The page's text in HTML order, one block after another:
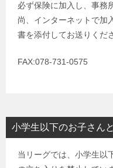
必ず保険に加入し、事務
尚、インターネットで加
書を添付してお送りくだ
FAX:078-731-0575
小学生以下のお子さん
当リーグでは、小学生以